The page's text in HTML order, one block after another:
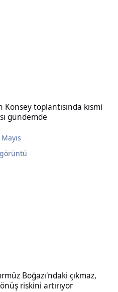
toplantısında kısmi
gündemde
Boğazı'ndaki çıkmaz,
riskini artırıyor